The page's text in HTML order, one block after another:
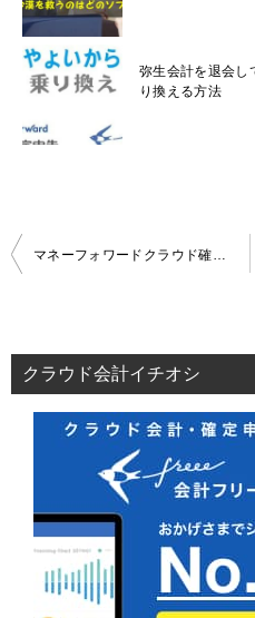
弥生会計を退会し
り換える方法
投
稿
ゲ
ー
マネーフォワードクラウド確定申告とマネーフォワードMEの違いを徹底的に解説してみた
クラウド会計イチオシ